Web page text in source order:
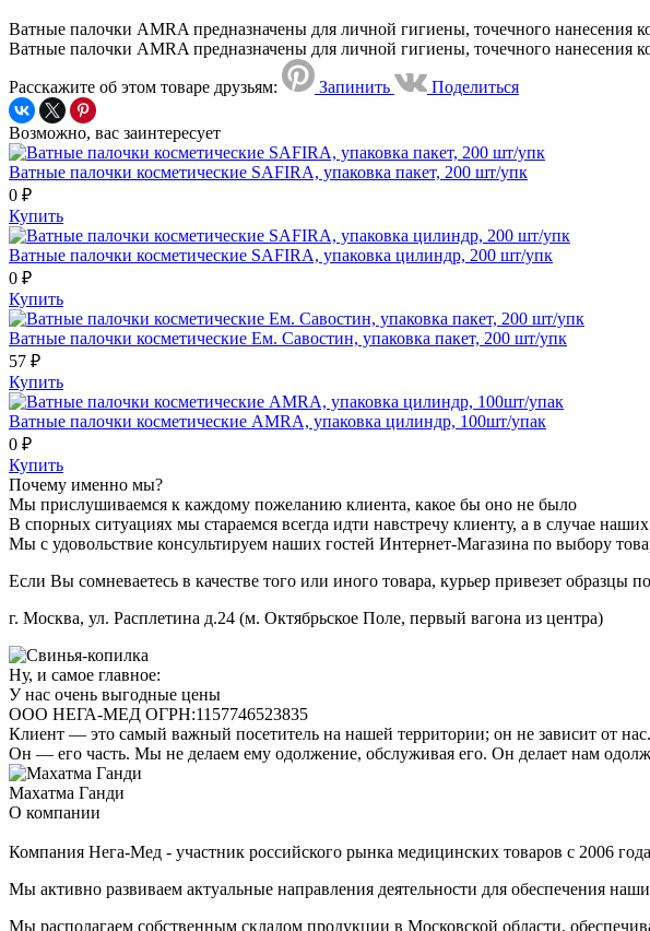
Ватные палочки AMRA предназначены для личной гигиены, точечного нанесения
Ватные палочки AMRA предназначены для личной гигиены, точечного нанесения
Расскажите об этом товаре друзьям: Запинить Поделиться
Возможно, вас заинтересует
Ватные палочки косметические SAFIRA, упаковка пакет, 200 шт/упк
0 ₽
Купить
Ватные палочки косметические SAFIRA, упаковка цилиндр, 200 шт/упк
0 ₽
Купить
Ватные палочки косметические Ем. Савостин, упаковка пакет, 200 шт/упк
57 ₽
Купить
Ватные палочки косметические AMRA, упаковка цилиндр, 100шт/упак
0 ₽
Купить
Почему именно мы?
Мы прислушиваемся к каждому пожеланию клиента, какое бы оно не было
В спорных ситуациях мы стараемся всегда идти навстречу клиенту, а в случае
Мы с удовольствие консультируем наших гостей Интернет-Магазина по выбору
Если Вы сомневаетесь в качестве того или иного товара, курьер привезет
г. Москва, ул. Расплетина д.24 (м. Октябрьское Поле, первый вагона из центра)
Ну, и самое главное:
У нас очень выгодные цены
ООО НЕГА-МЕД ОГРН:1157746523835
Клиент — это самый важный посетитель на нашей территории; он не зависит от
Он — его часть. Мы не делаем ему одолжение, обслуживая его. Он делает нам
Махатма Ганди
О компании
Компания Нега-Мед - участник российского рынка медицинских товаров с 2006
Мы активно развиваем актуальные направления деятельности для обеспечения
Мы располагаем собственным складом продукции в Московской области,